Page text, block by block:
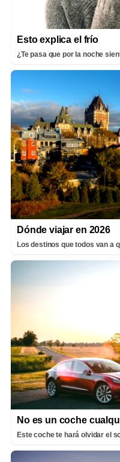
Esto explica el frío
¿Te pasa que por la noche
Dónde viajar en 2026
Los destinos que todos van a
No es un coche
Este coche te hará olvidar el